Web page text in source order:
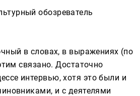
обозреватель
в словах, в выражениях (по
связано. Достаточно
интервью, хотя это были и
и с деятелями